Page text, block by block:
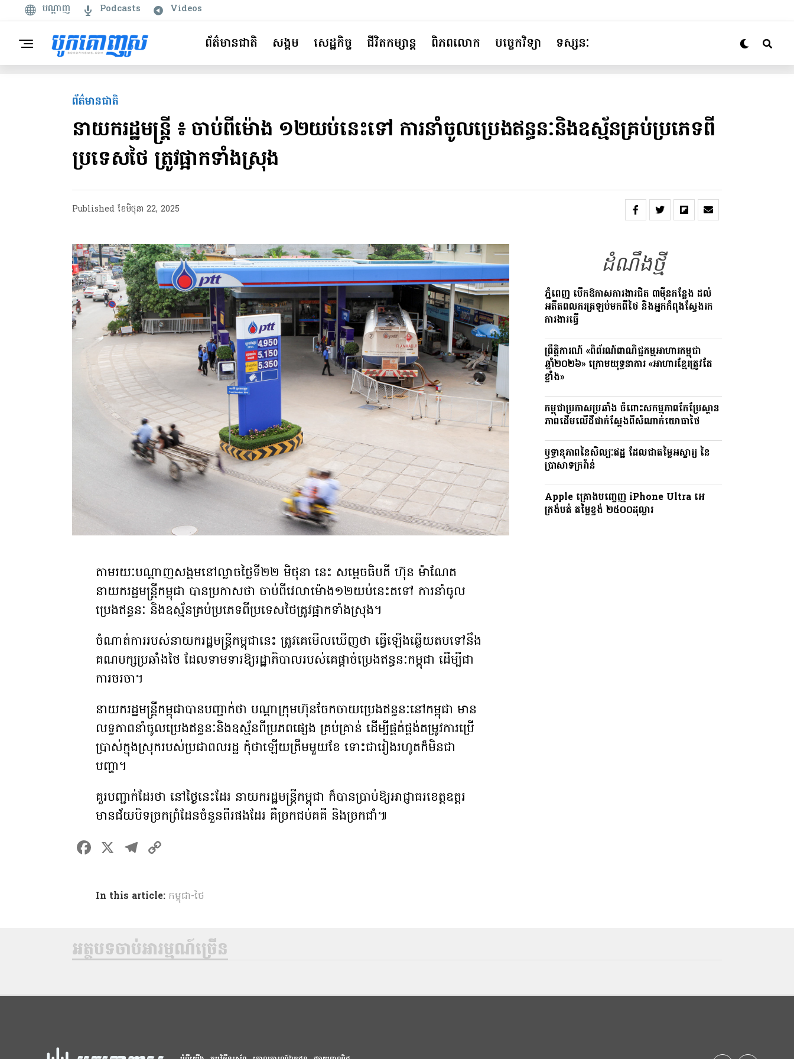
បណ្តាញ Podcasts Videos
ព័ត៌មានជាតិ សង្គម សេដ្ឋកិច្ច ជីវិតកម្សាន្ត ពិភពលោក បច្ចេកវិទ្យា ទស្សនៈ
ព័ត៌មានជាតិ
នាយករដ្ឋមន្រ្តី ៖ ចាប់ពីម៉ោង ១២យប់នេះទៅ ការនាំចូលប្រេងឥន្ធនៈនិងឧស្ម័នគ្រប់ប្រភេទពី
ប្រទេសថៃ ត្រូវផ្អាកទាំងស្រុង
Published ខែ​មិថុនា 22, 2025
តាមរយៈ​បណ្តាញ​សង្គម​នៅល្ងាចថ្ងៃទី២២ មិថុនា នេះ សម្តេចធិបតី ហ៊ុន ម៉ាណែត
នាយករដ្ឋមន្រ្តី​កម្ពុជា បានប្រកាស​ថា ចាប់ពីវេលាម៉ោង​១២យប់នេះតទៅ ការនាំចូល
ប្រេង​ឥន្ធនៈ និង​ឧស្ម័ន​គ្រប់ប្រភេទ​ពីប្រទេស​ថៃ​ត្រូវផ្អាកទាំងស្រុង។
ចំណាត់ការ​របស់នាយករដ្ឋមន្រ្តីកម្ពុជា​នេះ ត្រូវ​គេមើលឃើញថា ធ្វើឡើង​ឆ្លើយតបទៅនឹង
គណបក្ស​ប្រឆាំងថៃ ដែល​ទាមទារ​ឱ្យរដ្ឋាភិបាល​របស់គេ​ផ្តាច់ប្រេង​ឥន្ធនៈ​កម្ពុជា ដើម្បីជា
ការចរចា។
នាយករដ្ឋមន្រ្តីកម្ពុជា​បាន​បញ្ជាក់ថា បណ្ដាក្រុមហ៊ុនចែកចាយប្រេងឥន្ធនៈនៅកម្ពុជា មាន
លទ្ធភាពនាំចូលប្រេងឥន្ធនៈនិងឧស្ម័នពីប្រភពផ្សេង គ្រប់គ្រាន់ ដើម្បីផ្គត់ផ្គង់តម្រូវការប្រើ
ប្រាស់ក្នុងស្រុករបស់ប្រជាពលរដ្ឋ កុំថាឡើយត្រឹមមួយខែ ទោះជារៀងរហូតក៏មិនជា
បញ្ហា។
គួរ​បញ្ជាក់ដែរថា នៅថ្ងៃនេះដែរ នាយករដ្ឋមន្រ្តីកម្ពុជា ក៏​បានប្រាប់​ឱ្យ​អាជ្ញាធរខេត្តឧត្តរ
មានជ័យបិទច្រកព្រំដែនចំនួនពីរផងដែរ គឺច្រកជប់គគី និងច្រកជាំ៕
F
ce
b
o
k
X T
e
gr
m
y
n
k
In this article: កម្ពុជា-ថៃ
ដំណឹងថ្មី
ភ្នំពេញ បើកឱកាសការងារជិត ៣ម៉ឺនកន្លែង ដល់
អតីតពលករត្រឡប់មកពីថៃ និងអ្នកកំពុងស្វែងរក
ការងារធ្វើ
ព្រឹត្តិការណ៍ «ពិព័រណ៍ពាណិជ្ជកម្មអាហារកម្ពុជា
ឆ្នាំ២០២៦» ក្រោមយុទ្ធនាការ «អាហារខ្មែរត្រូវតែ
ខ្លាំង»
កម្ពុជាប្រកាសប្រឆាំង ចំពោះសកម្មភាពកែប្រែស្ថាន
ភាពដើមលើដីជាក់ស្តែងពីសំណាក់យោធាថៃ
ឫទ្ធានុភាពនៃសិល្បៈឥដ្ឋ ដែលជាតម្លៃអស្ចារ្យ នៃ
ប្រាសាទក្រវ៉ាន់
Apple គ្រោងបញ្ចេញ iPhone Ultra អេ
ក្រង់បត់ តម្លៃខ្ទង់ ២៥០០ដុល្លារ
អត្ថបទចាប់អារម្មណ៍ច្រើន